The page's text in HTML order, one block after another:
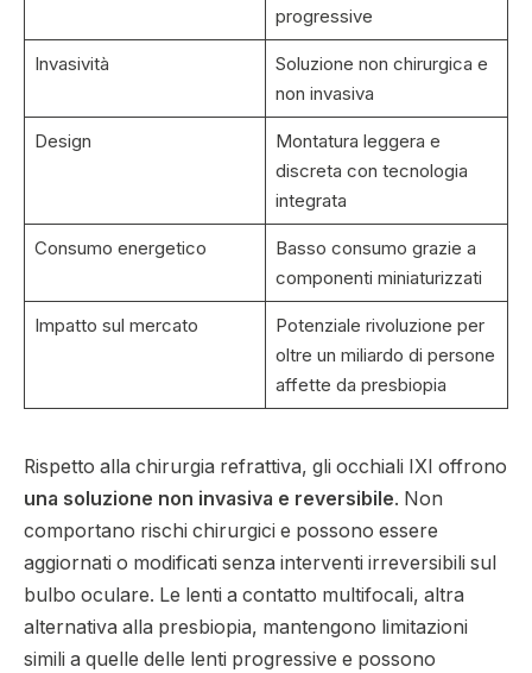
progressive
Invasività
Soluzione non chirurgica e
non invasiva
Design
Montatura leggera e
discreta con tecnologia
integrata
Consumo energetico
Basso consumo grazie a
componenti miniaturizzati
Impatto sul mercato
Potenziale rivoluzione per
oltre un miliardo di persone
affette da presbiopia
Rispetto alla chirurgia refrattiva, gli occhiali IXI offrono
una soluzione non invasiva e reversibile. Non
comportano rischi chirurgici e possono essere
aggiornati o modificati senza interventi irreversibili sul
bulbo oculare. Le lenti a contatto multifocali, altra
alternativa alla presbiopia, mantengono limitazioni
simili a quelle delle lenti progressive e possono